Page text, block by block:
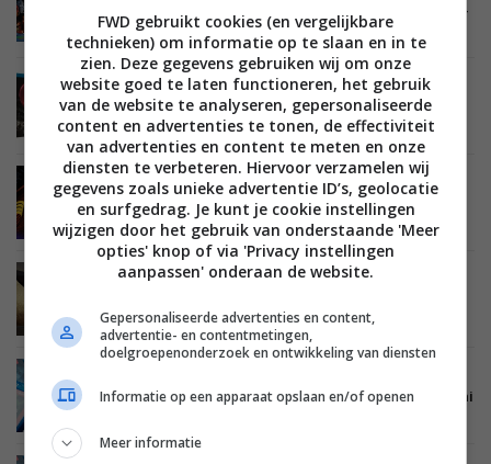
Prijsvraag: win Justice League op (Ultra HD) Blu-
ray
ENTERTAINMENT 07 FEBRUARI 2018
Filmbeoordeling: Stephen King’s It op Blu-ray
29 MEI 2015
Ex Machina is eerste Blu-ray film met DTS:X
soundtrack
BEELD 21 MEI 2015
Ultra HD en HDR uit
De beste films voor je thuisbioscoop: filmtips juni
FWD gebruikt cookies (en vergelijkbare
technieken) om informatie op te slaan en in te
zien. Deze gegevens gebruiken wij om onze
website goed te laten functioneren, het gebruik
van de website te analyseren, gepersonaliseerde
content en advertenties te tonen, de effectiviteit
van advertenties en content te meten en onze
diensten te verbeteren. Hiervoor verzamelen wij
gegevens zoals unieke advertentie ID’s, geolocatie
en surfgedrag. Je kunt je cookie instellingen
wijzigen door het gebruik van onderstaande 'Meer
opties' knop of via 'Privacy instellingen
aanpassen' onderaan de website.
Gepersonaliseerde advertenties en content,
advertentie- en contentmetingen,
doelgroepenonderzoek en ontwikkeling van diensten
Informatie op een apparaat opslaan en/of openen
Meer informatie